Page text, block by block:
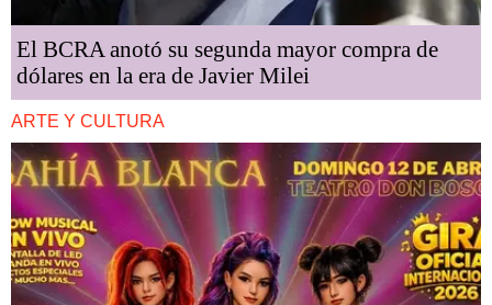
El BCRA anotó su segunda mayor compra de
dólares en la era de Javier Milei
ARTE Y CULTURA